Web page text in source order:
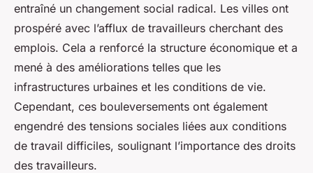
entraîné un changement social radical. Les villes ont
prospéré avec l’afflux de travailleurs cherchant des
emplois. Cela a renforcé la structure économique et a
mené à des améliorations telles que les
infrastructures urbaines et les conditions de vie.
Cependant, ces bouleversements ont également
engendré des tensions sociales liées aux conditions
de travail difficiles, soulignant l’importance des droits
des travailleurs.